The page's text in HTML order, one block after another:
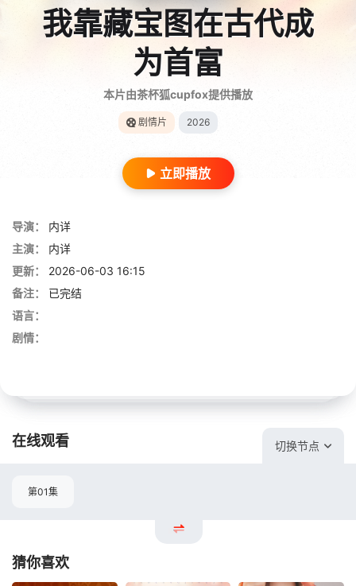
我靠藏宝图在古代成
为首富
本片由茶杯狐cupfox提供播放
剧情片 2026
立即播放
导演：
内详
主演：
内详
更新：
2026-06-03 16:15
备注：
已完结
语言：
剧情：
在线观看 切换节点
第01集
猜你喜欢